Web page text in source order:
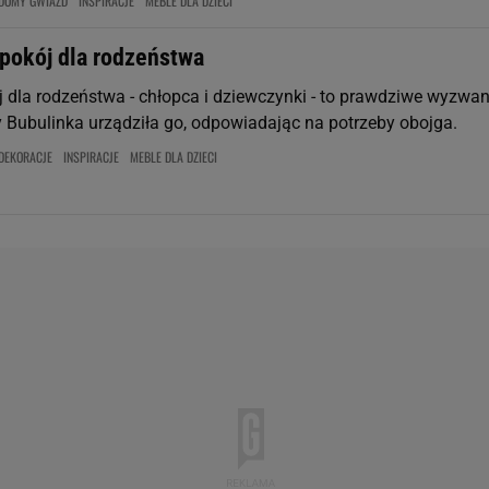
dla rodzeństwa
dla rodzeństwa - chłopca i dziewczynki - to prawdziwe
urządziła go, odpowiadając na potrzeby obojga.
INSPIRACJE MEBLE DLA DZIECI